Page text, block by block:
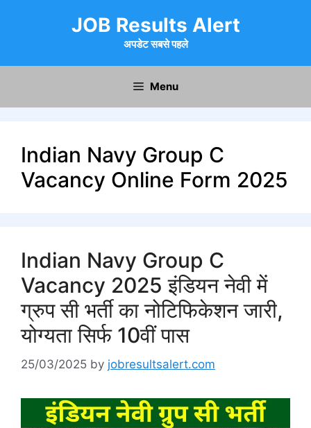
JOB Results Alert
अपडेट सबसे पहले
Menu
Indian Navy Group C
Vacancy Online Form 2025
Indian Navy Group C
Vacancy 2025 इंडियन नेवी में
ग्रुप सी भर्ती का नोटिफिकेशन जारी,
योग्यता सिर्फ 10वीं पास
25/03/2025 by jobresultsalert.com